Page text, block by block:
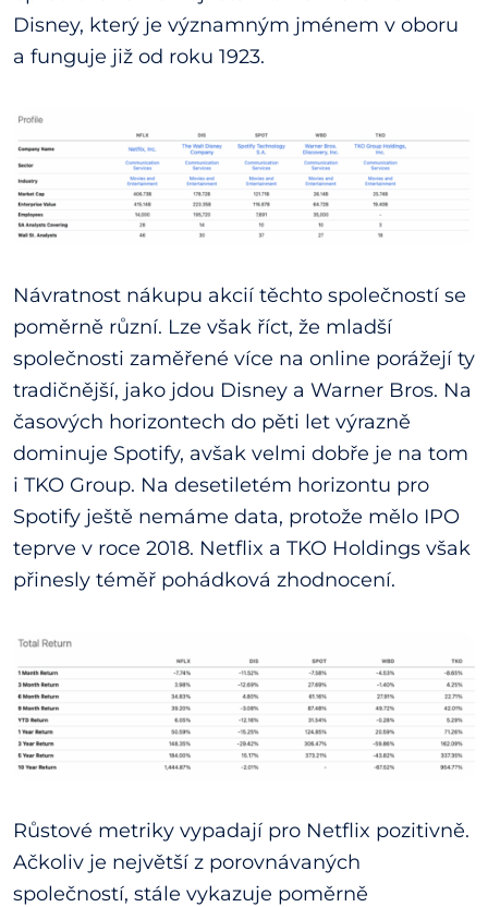
Disney, který je významným jménem v oboru
a funguje již od roku 1923.
Návratnost nákupu akcií těchto společností se
poměrně různí. Lze však říct, že mladší
společnosti zaměřené více na online porážejí ty
tradičnější, jako jdou Disney a Warner Bros. Na
časových horizontech do pěti let výrazně
dominuje Spotify, avšak velmi dobře je na tom
i TKO Group. Na desetiletém horizontu pro
Spotify ještě nemáme data, protože mělo IPO
teprve v roce 2018. Netflix a TKO Holdings však
přinesly téměř pohádková zhodnocení.
Růstové metriky vypadají pro Netflix pozitivně.
Ačkoliv je největší z porovnávaných
společností, stále vykazuje poměrně